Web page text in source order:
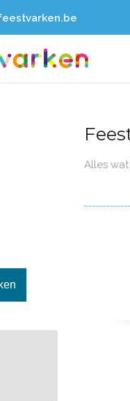
Alles